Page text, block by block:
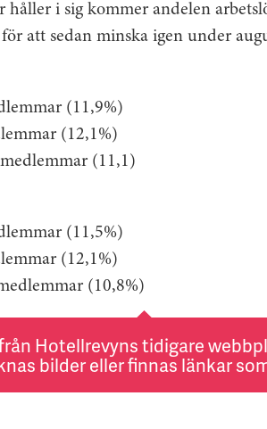
i sig kommer andelen
att sedan minska igen under
(11,9%)
(12,1%)
(11,1)
(11,5%)
(12,1%)
(10,8%)
Hotellrevyns tidigare
bilder eller finnas länkar